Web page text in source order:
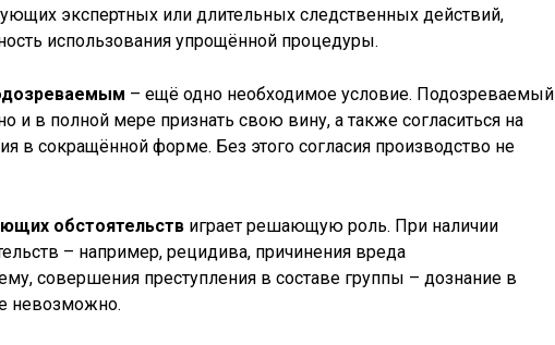
экспертных или длительных следственных действий,
использования упрощённой процедуры.
– ещё одно необходимое условие. Подозреваемый
и в полной мере признать свою вину, а также согласиться на
в сокращённой форме. Без этого согласия производство не
обстоятельств играет решающую роль. При наличии
– например, рецидива, причинения вреда
совершения преступления в составе группы – дознание в
невозможно.